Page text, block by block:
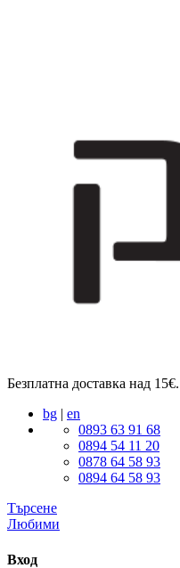
Безплатна доставка над 15€.
bg | en
0893 63 91 68
0894 54 11 20
0878 64 58 93
0894 64 58 93
Търсене
Любими
Вход